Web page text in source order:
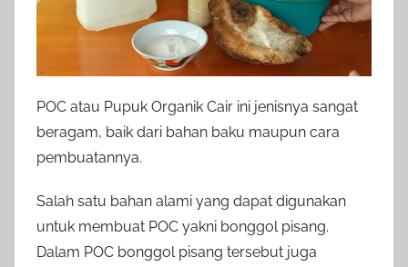
POC atau Pupuk Organik Cair ini jenisnya sangat
beragam, baik dari bahan baku maupun cara
pembuatannya.
Salah satu bahan alami yang dapat digunakan
untuk membuat POC yakni bonggol pisang.
Dalam POC bonggol pisang tersebut juga